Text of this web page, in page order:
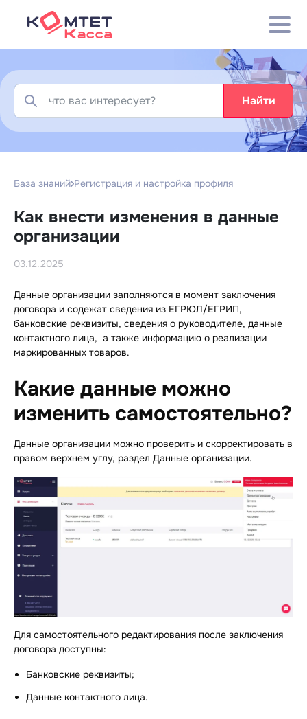
Найти
База знаний Регистрация и настройка профиля
Как внести изменения в данные
организации
03.12.2025
Данные организации заполняются в момент заключения
договора и содежат сведения из ЕГРЮЛ/ЕГРИП,
банковские реквизиты, сведения о руководителе, данные
контактного лица, а также информацию о реализации
маркированных товаров.
Какие данные можно
изменить самостоятельно?
Данные организации можно проверить и скорректировать в
правом верхнем углу, раздел Данные организации.
Для самостоятельного редактирования после заключения
договора доступны:
Банковские реквизиты;
Данные контактного лица.